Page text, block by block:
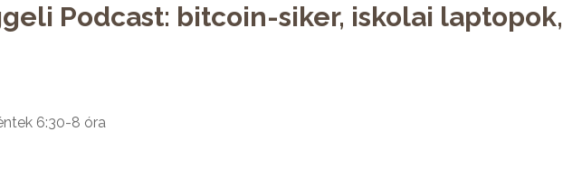
Podcast: bitcoin-siker, iskolai
6:30-8 óra